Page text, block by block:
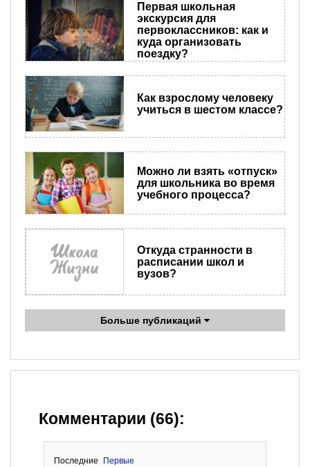
Первая школьная
экскурсия для
первоклассников: как и
куда организовать
поездку?
Как взрослому человеку
учиться в шестом классе?
Можно ли взять «отпуск»
для школьника во время
учебного процесса?
Откуда странности в
расписании школ и
вузов?
Больше публикаций
Комментарии (66):
Последние
Первые